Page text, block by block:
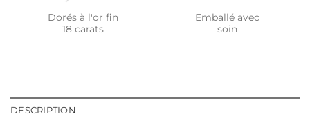
Dorés à l'or fin
18 carats
Emballé avec
soin
DESCRIPTION